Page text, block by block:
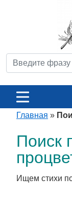
Главная »
Поиск
Ищем стихи